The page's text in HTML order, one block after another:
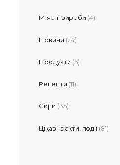
М'ясні вироби (4)
Новини (24)
Продукти (5)
Рецепти (11)
Сири (35)
Цікаві факти, події (81)